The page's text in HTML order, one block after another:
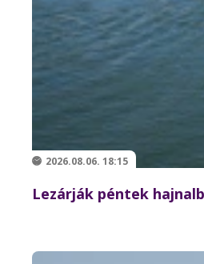
2026.08.06. 18:15
Lezárják péntek